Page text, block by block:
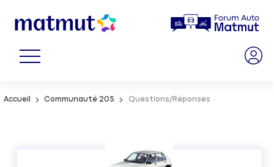
Accueil Communauté 205 Questions/Réponses